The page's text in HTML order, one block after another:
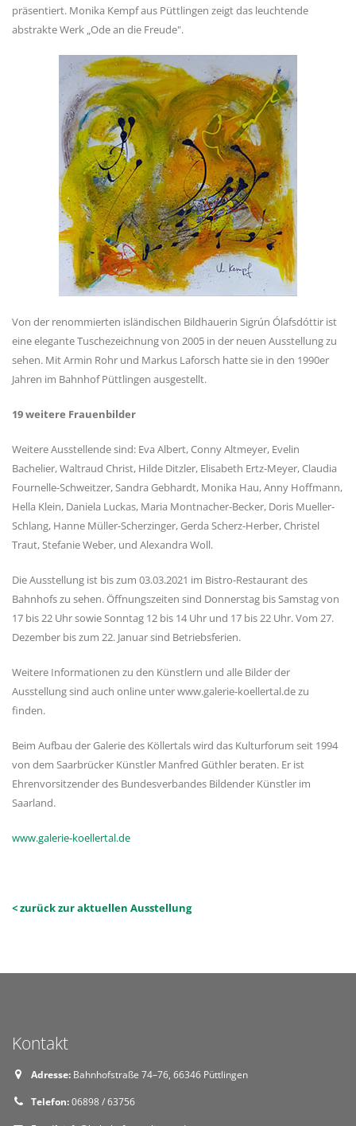
präsentiert. Monika Kempf aus Püttlingen zeigt das leuchtende
abstrakte Werk „Ode an die Freude".
Von der renommierten isländischen Bildhauerin Sigrún Ólafsdóttir ist
eine elegante Tuschezeichnung von 2005 in der neuen Ausstellung zu
sehen. Mit Armin Rohr und Markus Laforsch hatte sie in den 1990er
Jahren im Bahnhof Püttlingen ausgestellt.
19 weitere Frauenbilder
Weitere Ausstellende sind: Eva Albert, Conny Altmeyer, Evelin
Bachelier, Waltraud Christ, Hilde Ditzler, Elisabeth Ertz-Meyer, Claudia
Fournelle-Schweitzer, Sandra Gebhardt, Monika Hau, Anny Hoffmann,
Hella Klein, Daniela Luckas, Maria Montnacher-Becker, Doris Mueller-
Schlang, Hanne Müller-Scherzinger, Gerda Scherz-Herber, Christel
Traut, Stefanie Weber, und Alexandra Woll.
Die Ausstellung ist bis zum 03.03.2021 im Bistro-Restaurant des
Bahnhofs zu sehen. Öffnungszeiten sind Donnerstag bis Samstag von
17 bis 22 Uhr sowie Sonntag 12 bis 14 Uhr und 17 bis 22 Uhr. Vom 27.
Dezember bis zum 22. Januar sind Betriebsferien.
Weitere Informationen zu den Künstlern und alle Bilder der
Ausstellung sind auch online unter www.galerie-koellertal.de zu
finden.
Beim Aufbau der Galerie des Köllertals wird das Kulturforum seit 1994
von dem Saarbrücker Künstler Manfred Güthler beraten. Er ist
Ehrenvorsitzender des Bundesverbandes Bildender Künstler im
Saarland.
www.galerie-koellertal.de
< zurück zur aktuellen Ausstellung
Kontakt
Adresse: Bahnhofstraße 74–76, 66346 Püttlingen
Telefon:06898 / 63756